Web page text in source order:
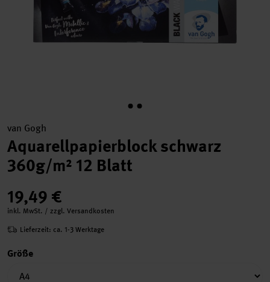
van Gogh
Aquarellpapierblock schwarz
360g/m² 12 Blatt
19,49 €
inkl. MwSt. / zzgl. Versandkosten
Lieferzeit: ca. 1-3 Werktage
Größe